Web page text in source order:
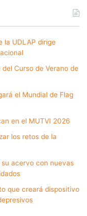
la UDLAP dirige
Curso de Verano de
el Mundial de Flag
en el MUTVI 2026
los retos de la
acervo con nuevas
que creará dispositivo